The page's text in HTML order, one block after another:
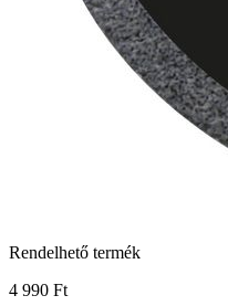
Rendelhető termék
4 990 Ft